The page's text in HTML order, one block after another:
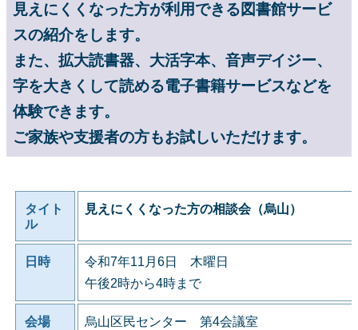
見えにくくなった方が利用できる図書館サービ
スの紹介をします。
また、拡大読書器、大活字本、音声デイジー、
字を大きくして読める電子書籍サービスなどを
体験できます。
ご家族や支援者の方もお試しいただけます。
タイト
ル
見えにくくなった方の相談会（烏山）
日時
令和7年11月6日 木曜日
午後2時から4時まで
会場
烏山区民センター 第4会議室